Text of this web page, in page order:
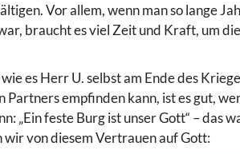
Vor allem, wenn man so lange
braucht es viel Zeit und Kraft, um
es Herr U. selbst am Ende des
Partners empfinden kann, ist es gut,
„Ein feste Burg ist unser Gott“ – das
wir von diesem Vertrauen auf Gott: